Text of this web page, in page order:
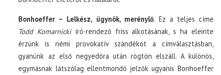
Bonhoeffer – Lelkész, ügynök, merénylő. Ez a teljes címe
Todd Komarnickiíró-rendező friss alkotásának, s ha eleinte
érzünk is némi provokatív szándékot a címválasztásban,
gyanúnk az első negyedóra után rögtön elszáll. A különös,
egymásnak látszólag ellentmondó jelzők ugyanis Bonhoeffer